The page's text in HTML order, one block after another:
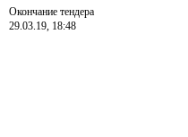
Окончание тендера
29.03.19, 18:48